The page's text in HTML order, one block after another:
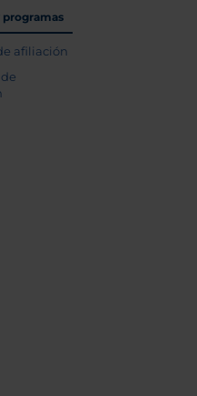
programas
afiliación